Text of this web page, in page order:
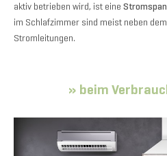
aktiv betrieben wird, ist eine
im Schlafzimmer sind meist neben
Stromleitungen.
» beim